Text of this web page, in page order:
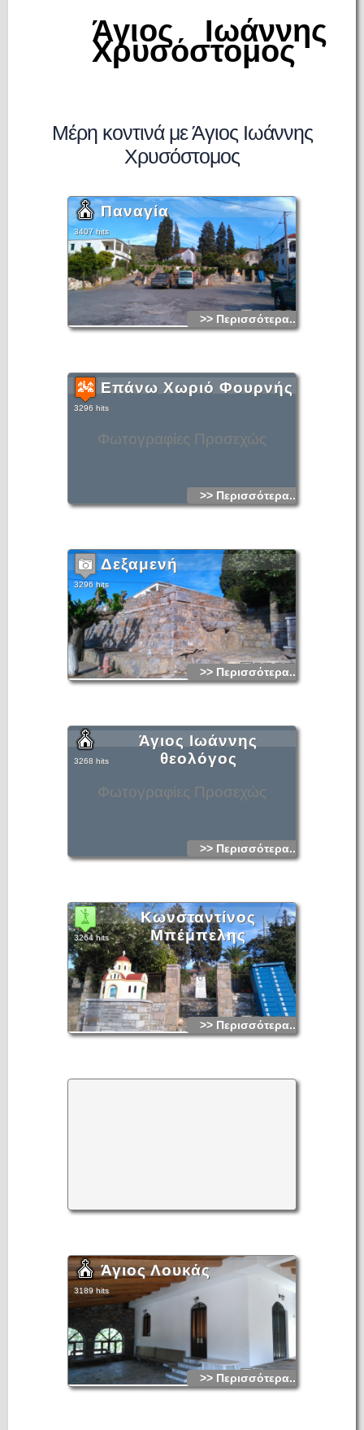
Άγιος Ιωάννης
Χρυσόστομος
Μέρη κοντινά με Άγιος Ιωάννης
Χρυσόστομος
Παναγία
3407 hits
>> Περισσότερα...
Φωτογραφίες Προσεχώς
Επάνω Χωριό Φουρνής
3296 hits
>> Περισσότερα...
Δεξαμενή
3296 hits
>> Περισσότερα...
Φωτογραφίες Προσεχώς
Άγιος Ιωάννης
θεολόγος
3268 hits
>> Περισσότερα...
Κωνσταντίνος
Μπέμπελης
3264 hits
>> Περισσότερα...
Άγιος Λουκάς
3189 hits
>> Περισσότερα...